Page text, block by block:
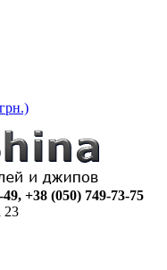
грн.)
+38 (050) 749-73-75
23